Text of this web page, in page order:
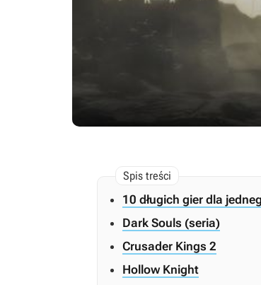
10 długich gier dla
Dark Souls (seria)
Crusader Kings 2
Hollow Knight